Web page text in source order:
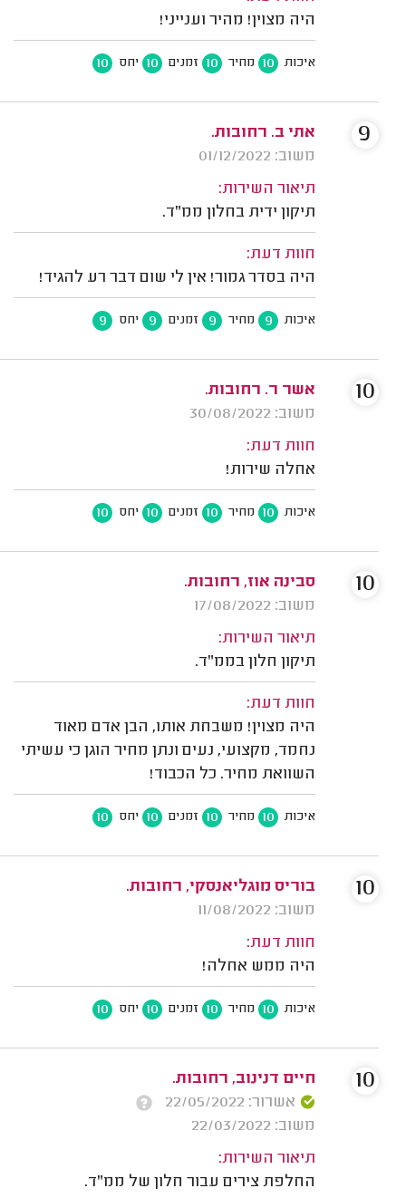
היה מצוין! מהיר וענייני!
איכות 10 מחיר 10 זמנים 10 יחס 10
אתי ב. רחובות.
משוב: 01/12/2022
תיאור השירות:
תיקון ידית בחלון ממ"ד.
חוות דעת:
היה בסדר גמור! אין לי שום דבר רע להגיד!
איכות 9 מחיר 9 זמנים 9 יחס 9
9
אשר ר. רחובות.
משוב: 30/08/2022
חוות דעת:
אחלה שירות!
איכות 10 מחיר 10 זמנים 10 יחס 10
10
סבינה אוז, רחובות.
משוב: 17/08/2022
תיאור השירות:
תיקון חלון בממ"ד.
חוות דעת:
היה מצוין! משבחת אותו, הבן אדם מאוד
נחמד, מקצועי, נעים ונתן מחיר הוגן כי עשיתי
השוואת מחיר. כל הכבוד!
איכות 10 מחיר 10 זמנים 10 יחס 10
10
בוריס מוגליאנסקי, רחובות.
משוב: 11/08/2022
חוות דעת:
היה ממש אחלה!
איכות 10 מחיר 10 זמנים 10 יחס 10
10
חיים דנינוב, רחובות.
אשרור: 22/05/2022
משוב: 22/03/2022
תיאור השירות:
החלפת צירים עבור חלון של ממ"ד.
10